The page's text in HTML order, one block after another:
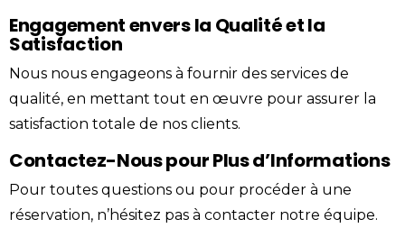
Engagement envers la Qualité et la
Satisfaction
Nous nous engageons à fournir des services de
qualité, en mettant tout en œuvre pour assurer la
satisfaction totale de nos clients.
Contactez-Nous pour Plus d’Informations
Pour toutes questions ou pour procéder à une
réservation, n’hésitez pas à contacter notre équipe.